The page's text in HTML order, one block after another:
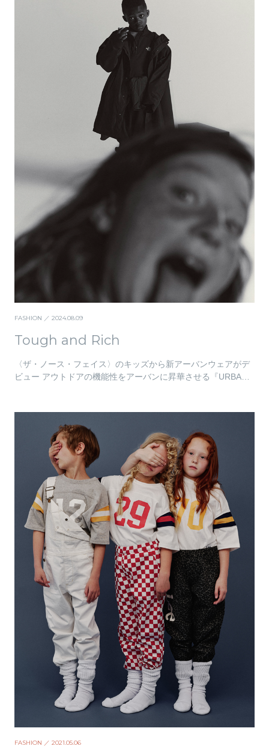
FASHION ／ 2024.08.09
Tough and Rich
〈ザ・ノース・フェイス〉のキッズから新アーバンウェアがデ
ビュー アウトドアの機能性をアーバンに昇華させる『URBAN
FASHION ／ 2021.05.06